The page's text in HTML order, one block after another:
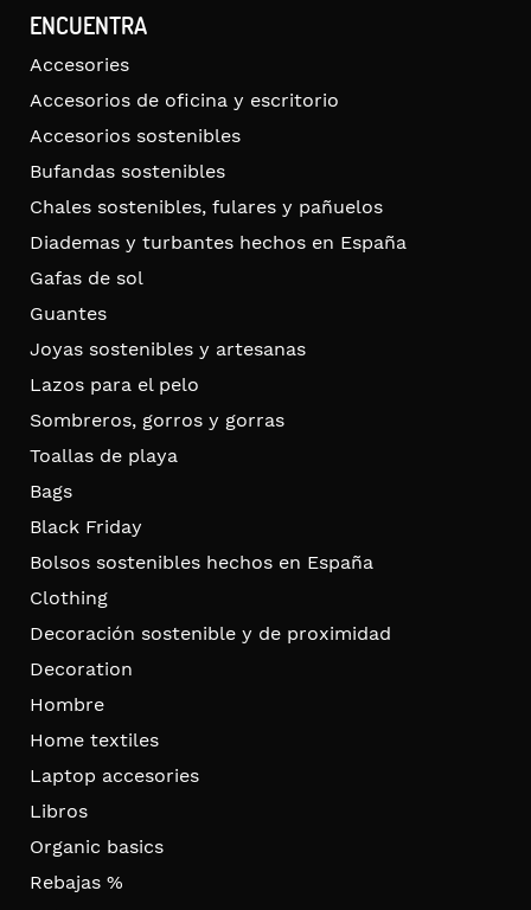
ENCUENTRA
Accesories
Accesorios de oficina y escritorio
Accesorios sostenibles
Bufandas sostenibles
Chales sostenibles, fulares y pañuelos
Diademas y turbantes hechos en España
Gafas de sol
Guantes
Joyas sostenibles y artesanas
Lazos para el pelo
Sombreros, gorros y gorras
Toallas de playa
Bags
Black Friday
Bolsos sostenibles hechos en España
Clothing
Decoración sostenible y de proximidad
Decoration
Hombre
Home textiles
Laptop accesories
Libros
Organic basics
Rebajas %